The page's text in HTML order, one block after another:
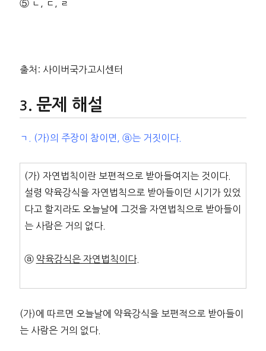
⑤ ㄴ, ㄷ, ㄹ
출처: 사이버국가고시센터
문제 해설
ㄱ. (가)의 주장이 참이면, ⓐ는 거짓이다.
(가) 자연법칙이란 보편적으로 받아들여지는 것이다.
설령 약육강식을 자연법칙으로 받아들이던 시기가 있었
다고 할지라도 오늘날에 그것을 자연법칙으로 받아들이
는 사람은 거의 없다.
ⓐ 약육강식은 자연법칙이다.
(가)에 따르면 오늘날에 약육강식을 보편적으로 받아들이
는 사람은 거의 없다.